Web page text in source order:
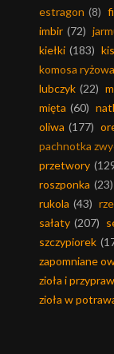
estragon (8)
imbir (72)
kiełki (183)
komosa ryżowa
lubczyk (22)
mięta (60)
oliwa (177)
pachnotka
przetwory
roszponka (23)
rukola (43)
sałaty (207)
szczypiorek
zapomniane
zioła i
zioła w